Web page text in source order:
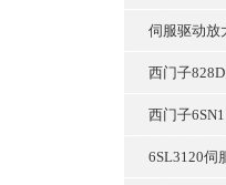
伺服驱动放
西门子
西门子
6SL3120伺